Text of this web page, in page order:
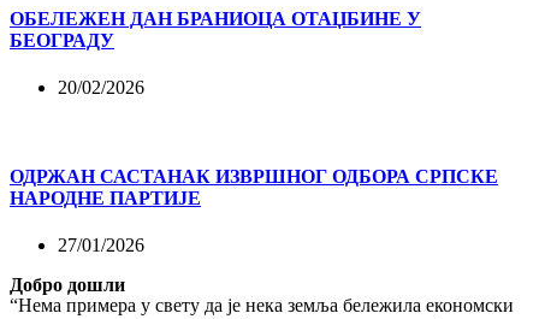
ОБЕЛЕЖЕН ДАН БРАНИОЦА ОТАЏБИНЕ У
БЕОГРАДУ
20/02/2026
ОДРЖАН САСТАНАК ИЗВРШНОГ ОДБОРА СРПСКЕ
НАРОДНЕ ПАРТИЈЕ
27/01/2026
Добро дошли
“Нема примера у свету да је нека земља бележила економски